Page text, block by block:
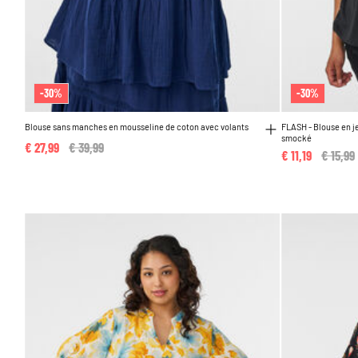
-30%
Blouse sans manches en mousseline de coton avec volants
Price reduced from
€ 39,99
€ 27,99
-30%
FLASH - Blouse en
smocké
Price
€ 15,99
€ 11,19